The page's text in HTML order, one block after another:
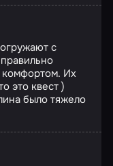
с
комфортом. Их
это квест )
было тяжело